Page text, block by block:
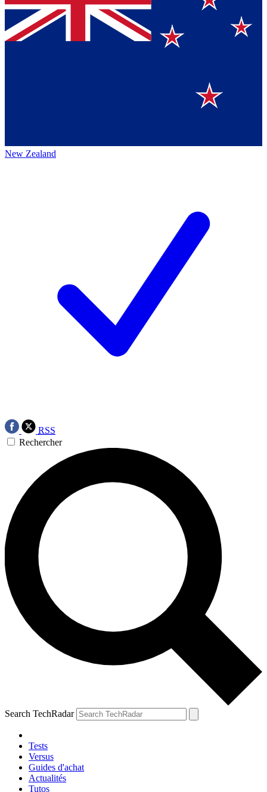
New Zealand
RSS
Rechercher
Search TechRadar
Tests
Versus
Guides d'achat
Actualités
Tutos